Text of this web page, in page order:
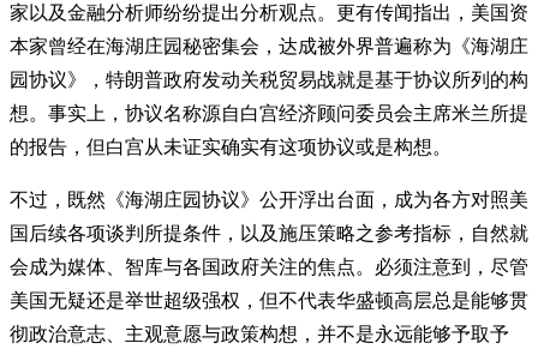
家以及金融分析师纷纷提出分析观点。更有传闻指出，美国资
本家曾经在海湖庄园秘密集会，达成被外界普遍称为《海湖庄
园协议》，特朗普政府发动关税贸易战就是基于协议所列的构
想。事实上，协议名称源自白宫经济顾问委员会主席米兰所提
的报告，但白宫从未证实确实有这项协议或是构想。
不过，既然《海湖庄园协议》公开浮出台面，成为各方对照美
国后续各项谈判所提条件，以及施压策略之参考指标，自然就
会成为媒体、智库与各国政府关注的焦点。必须注意到，尽管
美国无疑还是举世超级强权，但不代表华盛顿高层总是能够贯
彻政治意志、主观意愿与政策构想，并不是永远能够予取予